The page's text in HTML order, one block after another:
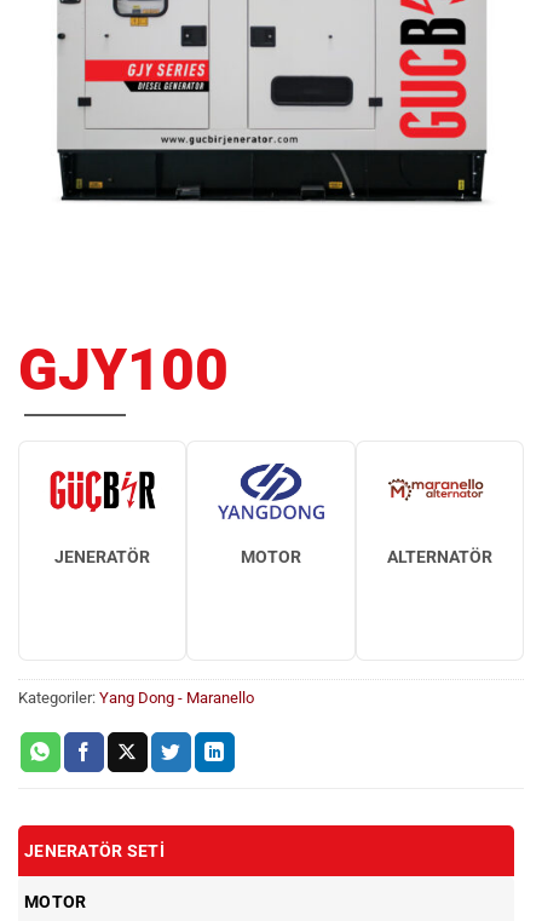
GJY100
JENERATÖR MOTOR ALTERNATÖR
Kategoriler: Yang Dong - Maranello
JENERATÖR SETI
MOTOR